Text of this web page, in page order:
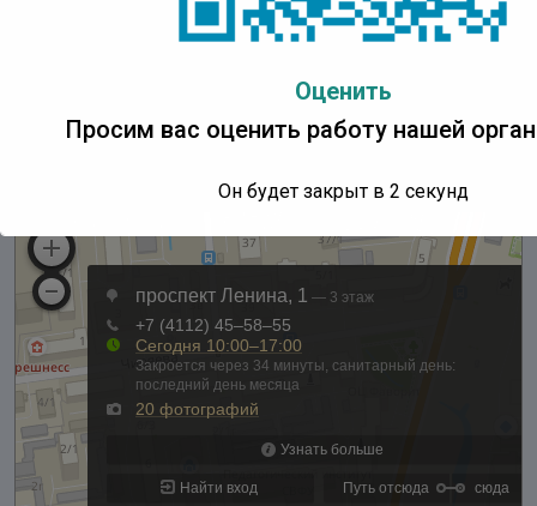
Вторник – пятница:с 10:00 до 17:00 ч.
– санитарный день
Оценить
Просим вас оценить работу нашей
Он будет закрыт в 1 секунд